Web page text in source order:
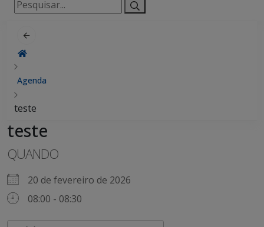
por:
Agenda
teste
teste
QUANDO
20 de fevereiro de 2026
08:00 - 08:30